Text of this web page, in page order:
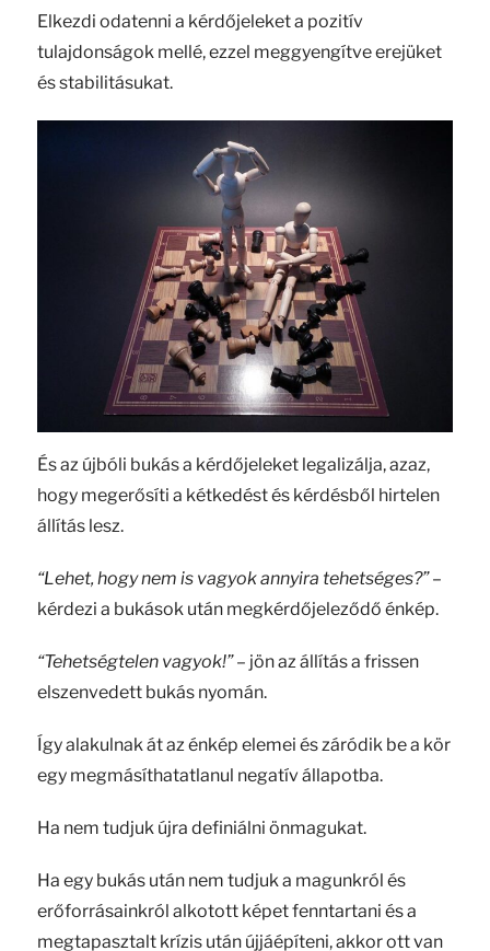
Elkezdi odatenni a kérdőjeleket a pozitív
tulajdonságok mellé, ezzel meggyengítve erejüket
és stabilitásukat.
És az újbóli bukás a kérdőjeleket legalizálja, azaz,
hogy megerősíti a kétkedést és kérdésből hirtelen
állítás lesz.
“Lehet, hogy nem is vagyok annyira tehetséges?”–
kérdezi a bukások után megkérdőjeleződő énkép.
“Tehetségtelen vagyok!”– jön az állítás a frissen
elszenvedett bukás nyomán.
Így alakulnak át az énkép elemei és záródik be a kör
egy megmásíthatatlanul negatív állapotba.
Ha nem tudjuk újra definiálni önmagukat.
Ha egy bukás után nem tudjuk a magunkról és
erőforrásainkról alkotott képet fenntartani és a
megtapasztalt krízis után újjáépíteni, akkor ott van